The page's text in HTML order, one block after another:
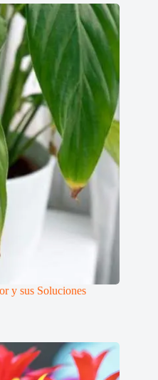
y sus Soluciones